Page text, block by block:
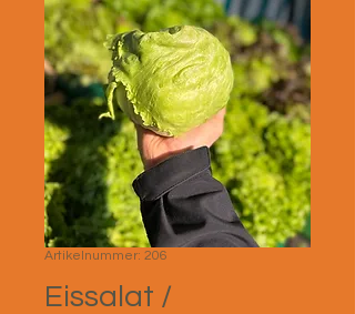
Artikelnummer: 206
Eissalat /